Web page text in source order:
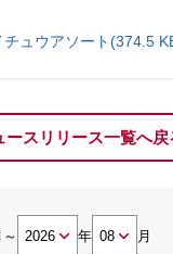
チュウアソート(374.5
ースリリース一覧へ戻
～ 年 月